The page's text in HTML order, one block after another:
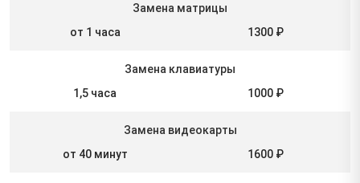
Замена матрицы
от 1 часа
1300 ₽
Замена клавиатуры
1,5 часа
1000 ₽
Замена видеокарты
от 40 минут
1600 ₽